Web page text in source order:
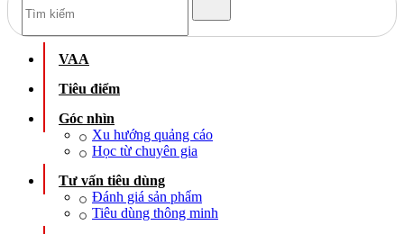
VAA
Tiêu điểm
Góc nhìn
Xu hướng quảng cáo
Học từ chuyên gia
Tư vấn tiêu dùng
Đánh giá sản phẩm
Tiêu dùng thông minh